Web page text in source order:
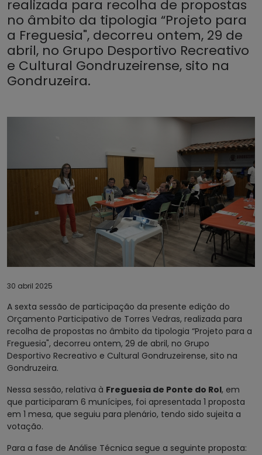
realizada para recolha de propostas
no âmbito da tipologia “Projeto para
a Freguesia", decorreu ontem, 29 de
abril, no Grupo Desportivo Recreativo
e Cultural Gondruzeirense, sito na
Gondruzeira.
30 abril 2025
A sexta sessão de participação da presente edição do
Orçamento Participativo de Torres Vedras, realizada para
recolha de propostas no âmbito da tipologia “Projeto para a
Freguesia", decorreu ontem, 29 de abril, no Grupo
Desportivo Recreativo e Cultural Gondruzeirense, sito na
Gondruzeira.
Nessa sessão, relativa à Freguesia de Ponte do Rol, em
que participaram 6 munícipes, foi apresentada 1 proposta
em 1 mesa, que seguiu para plenário, tendo sido sujeita a
votação.
Para a fase de Análise Técnica segue a seguinte proposta: